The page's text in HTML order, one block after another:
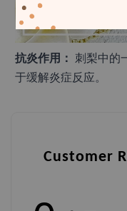
抗炎作用： 刺梨中的
于缓解炎症反应。
Customer